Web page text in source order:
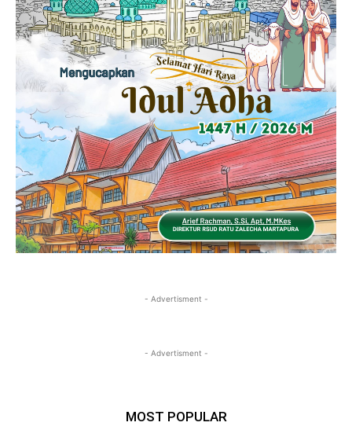
- Advertisment -
- Advertisment -
MOST POPULAR